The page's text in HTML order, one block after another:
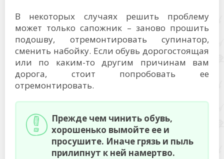
В некоторых случаях решить проблему
может только сапожник – заново прошить
подошву, отремонтировать супинатор,
сменить набойку. Если обувь дорогостоящая
или по каким-то другим причинам вам
дорога, стоит попробовать ее
отремонтировать.
Прежде чем чинить обувь,
хорошенько вымойте ее и
просушите. Иначе грязь и пыль
прилипнут к ней намертво.